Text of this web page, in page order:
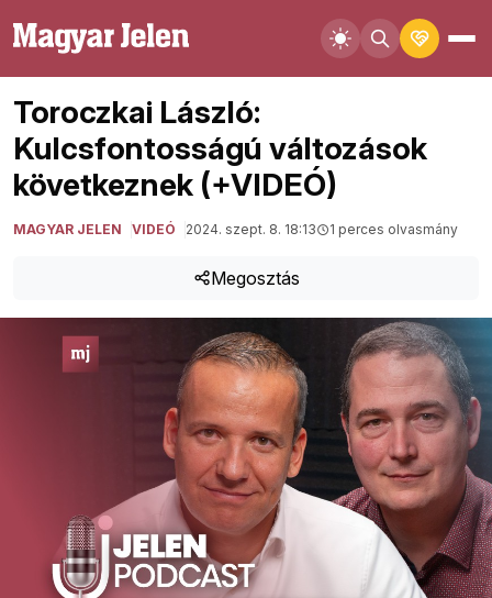
Toroczkai László:
Kulcsfontosságú változások
következnek (+VIDEÓ)
MAGYAR JELEN VIDEÓ 2024. szept. 8. 18:13 1 perces olvasmány
Megosztás